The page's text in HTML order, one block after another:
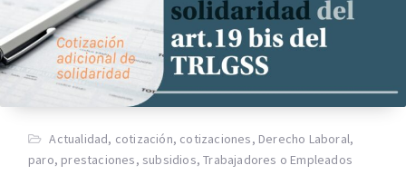
Actualidad, cotización, cotizaciones, Derecho Laboral,
paro, prestaciones, subsidios,Trabajadores o Empleados